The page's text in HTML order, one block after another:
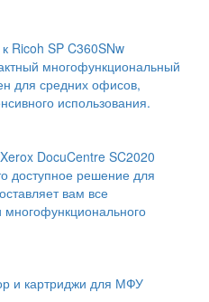
Ricoh SP C360SNw
многофункциональный
для средних офисов,
использования.
DocuCentre SC2020
доступное решение для
вам все
и картриджи для МФУ